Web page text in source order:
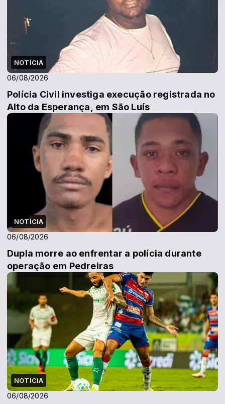
NOTÍCIA
06/08/2026
Polícia Civil investiga execução registrada no
Alto da Esperança, em São Luís
NOTÍCIA
06/08/2026
Dupla morre ao enfrentar a polícia durante
operação em Pedreiras
NOTÍCIA
06/08/2026